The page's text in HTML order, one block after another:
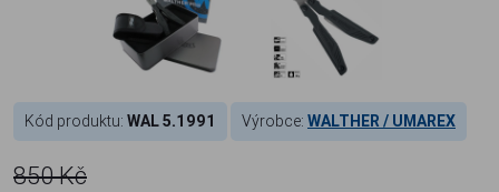
Kód produktu: WAL 5.1991 Výrobce: WALTHER / UMAREX
850 Kč